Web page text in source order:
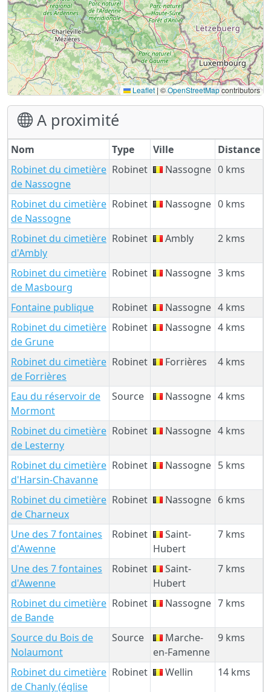
Leaflet |©OpenStreetMapcontributors
A proximité
Nom Type Ville
Distance
Robinet du cimetière
de Nassogne
Robinet Nassogne 0 kms
Robinet du cimetière
de Nassogne
Robinet Nassogne 0 kms
Robinet du cimetière
d'Ambly
Robinet Ambly 2 kms
Robinet du cimetière
de Masbourg
Robinet Nassogne 3 kms
Fontaine publique Robinet Nassogne 4 kms
Robinet du cimetière
de Grune
Robinet Nassogne 4 kms
Robinet du cimetière
de Forrières
Robinet Forrières 4 kms
Eau du réservoir de
Mormont
Source Nassogne 4 kms
Robinet du cimetière
de Lesterny
Robinet Nassogne 4 kms
Robinet du cimetière
d'Harsin-Chavanne
Robinet Nassogne 5 kms
Robinet du cimetière
de Charneux
Robinet Nassogne 6 kms
Une des 7 fontaines
d'Awenne
Robinet
Saint-
Hubert
7 kms
Une des 7 fontaines
d'Awenne
Robinet
Saint-
Hubert
7 kms
Robinet du cimetière
de Bande
Robinet Nassogne 7 kms
Source du Bois de
Nolaumont
Source
Marche-
en-Famenne
9 kms
Robinet du cimetière
de Chanly (église
Robinet Wellin 14 kms